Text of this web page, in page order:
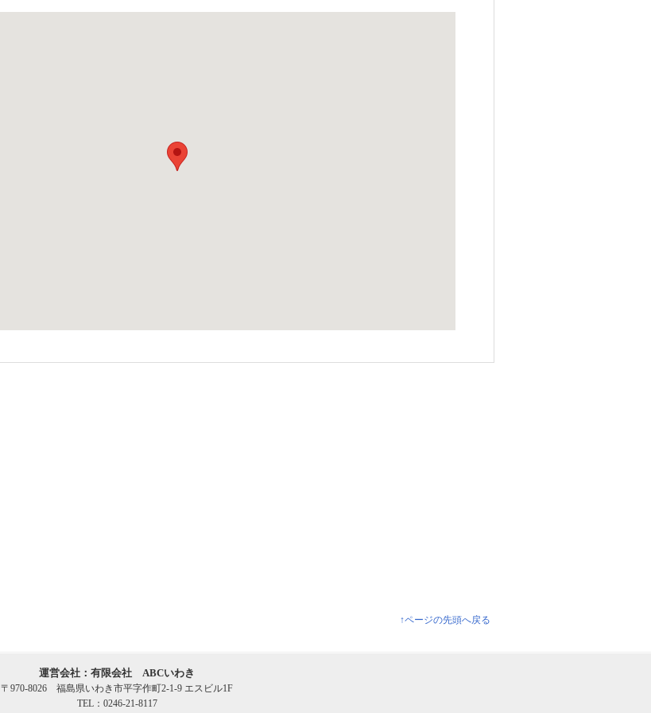
↑ページの先頭へ戻る
運営会社：有限会社 ABCいわき
〒970-8026 福島県いわき市平字作町2-1-9 エスビル1F
TEL：0246-21-8117